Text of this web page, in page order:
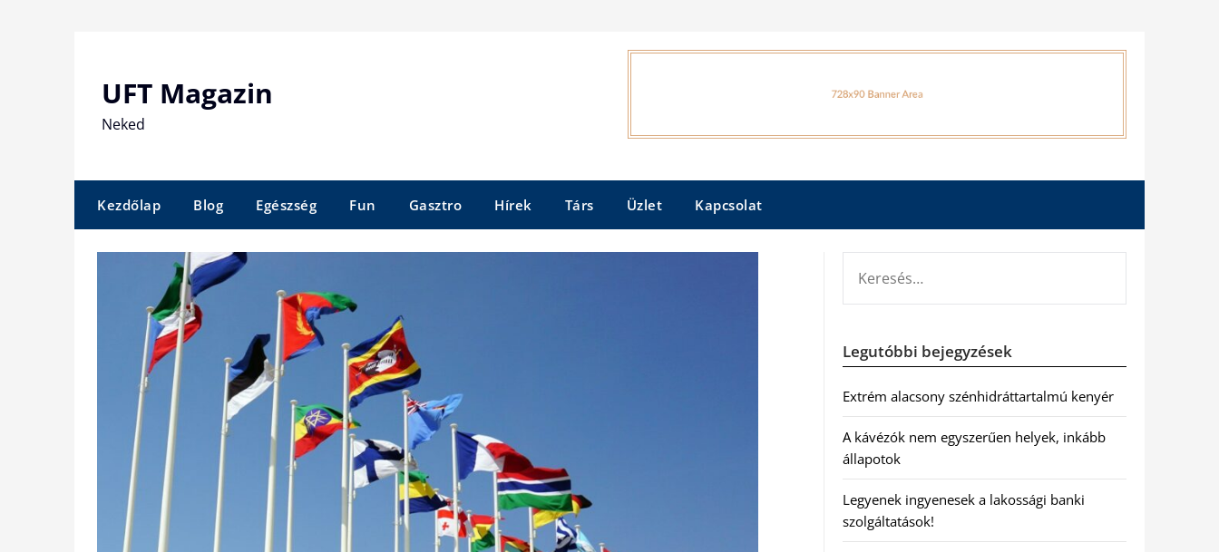
UFT Magazin
Neked
Kezdőlap Blog Egészség Fun Gasztro Hírek Társ Üzlet Kapcsolat
Legutóbbi bejegyzések
Extrém alacsony szénhidráttartalmú kenyér
A kávézók nem egyszerűen helyek, inkább
állapotok
Legyenek ingyenesek a lakossági banki
szolgáltatások!